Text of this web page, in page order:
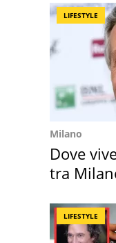
LIFESTYLE
Milano
Dove
tra
LIFESTYLE